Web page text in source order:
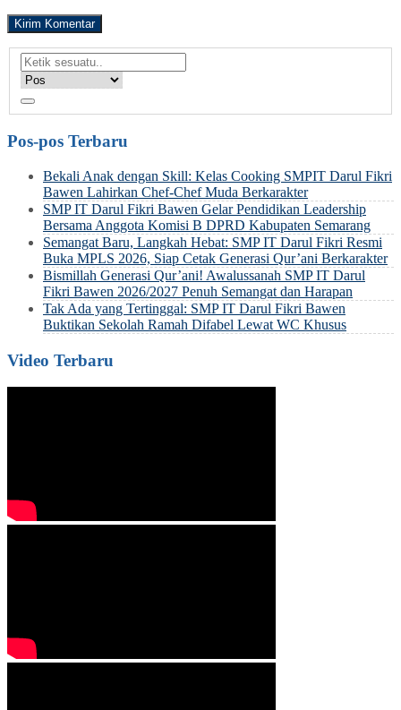
Pos-pos Terbaru
Bekali Anak dengan Skill: Kelas Cooking SMPIT Darul Fikri
Bawen Lahirkan Chef-Chef Muda Berkarakter
SMP IT Darul Fikri Bawen Gelar Pendidikan Leadership
Bersama Anggota Komisi B DPRD Kabupaten Semarang
Semangat Baru, Langkah Hebat: SMP IT Darul Fikri Resmi
Buka MPLS 2026, Siap Cetak Generasi Qur’ani Berkarakter
Bismillah Generasi Qur’ani! Awalussanah SMP IT Darul
Fikri Bawen 2026/2027 Penuh Semangat dan Harapan
Tak Ada yang Tertinggal: SMP IT Darul Fikri Bawen
Buktikan Sekolah Ramah Difabel Lewat WC Khusus
Video Terbaru